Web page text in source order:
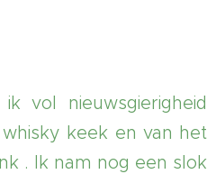
vol nieuwsgierigheid
keek en van het
. lk nam nog een slok